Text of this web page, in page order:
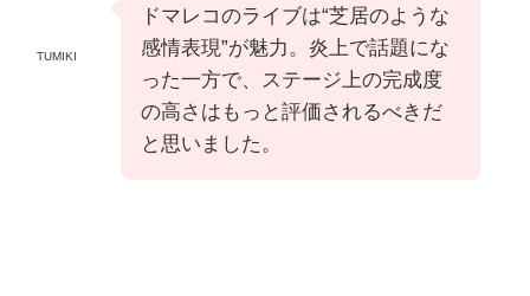
TUMIKI
ドマレコのライブは“芝居のような
感情表現”が魅力。炎上で話題にな
った一方で、ステージ上の完成度
の高さはもっと評価されるべきだ
と思いました。